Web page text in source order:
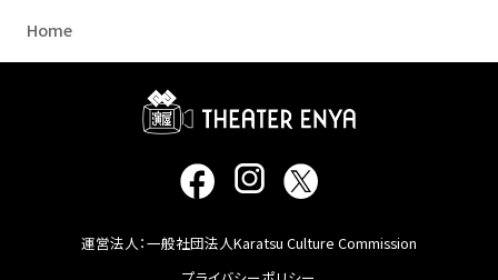
Home
運営法人：一般社団法人Karatsu Culture Commission